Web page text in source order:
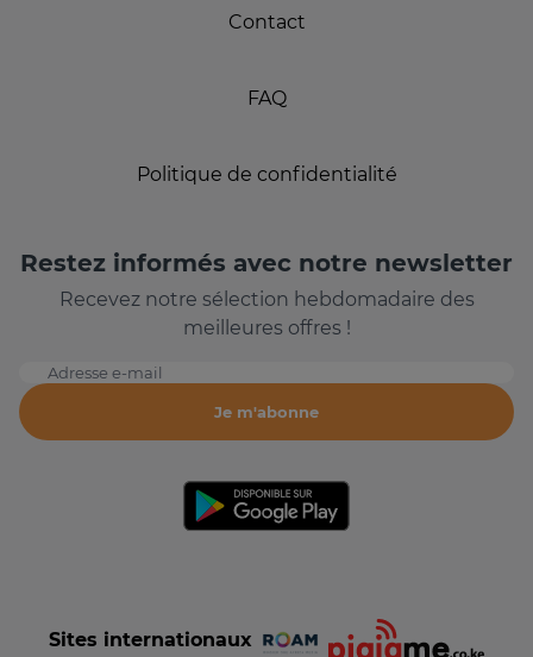
Contact
FAQ
Politique de confidentialité
Restez informés avec notre newsletter
Recevez notre sélection hebdomadaire des
meilleures offres !
Adresse e-mail
Je m'abonne
Sites internationaux